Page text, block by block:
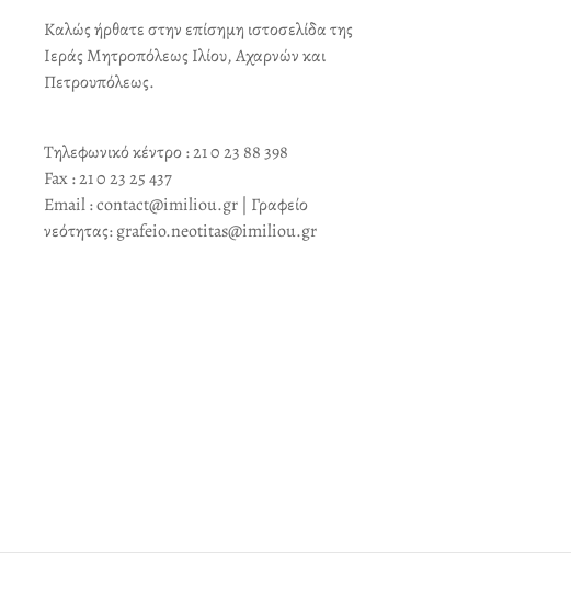
Καλώς ήρθατε στην επίσημη ιστοσελίδα της
Ιεράς Μητροπόλεως Ιλίου, Αχαρνών και
Πετρουπόλεως.
Τηλεφωνικό κέντρο : 21 0 23 88 398
Fax : 21 0 23 25 437
Email : contact@imiliou.gr | Γραφείο
νεότητας: grafeio.neotitas@imiliou.gr